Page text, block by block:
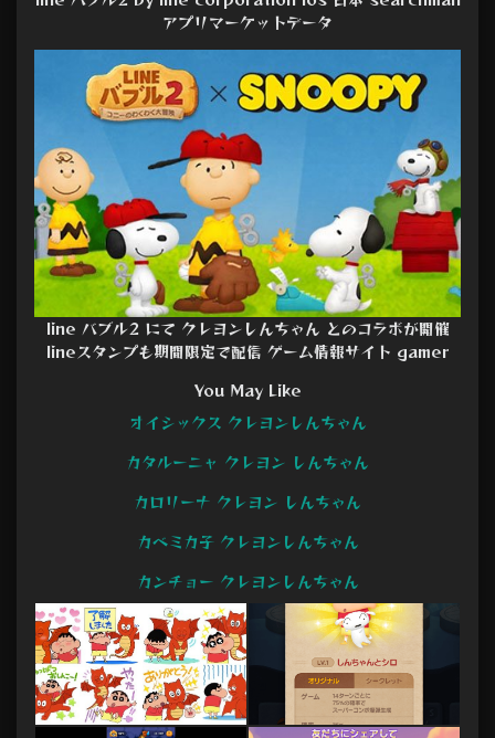
アプリマーケットデータ
line バブル2 にて クレヨンしんちゃん とのコラボが開催
lineスタンプも期間限定で配信 ゲーム情報サイト gamer
You May Like
オイシックス クレヨンしんちゃん
カタルーニャ クレヨン しんちゃん
カロリーナ クレヨン しんちゃん
カベミカ子 クレヨンしんちゃん
カンチョー クレヨンしんちゃん